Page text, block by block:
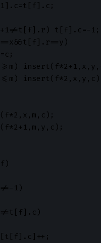
t[f].c=-1;
1)